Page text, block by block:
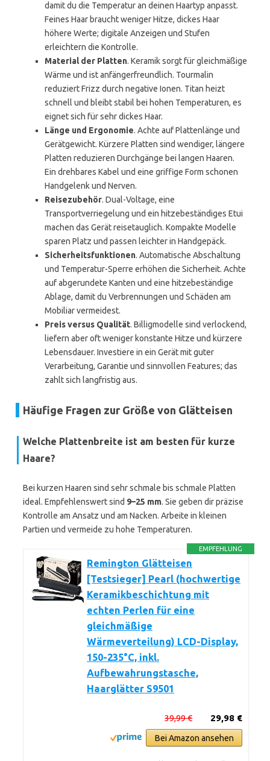
damit du die Temperatur an deinen Haartyp anpasst.
Feines Haar braucht weniger Hitze, dickes Haar
höhere Werte; digitale Anzeigen und Stufen
erleichtern die Kontrolle.
Material der Platten. Keramik sorgt für gleichmäßige
Wärme und ist anfängerfreundlich. Tourmalin
reduziert Frizz durch negative Ionen. Titan heizt
schnell und bleibt stabil bei hohen Temperaturen, es
eignet sich für sehr dickes Haar.
Länge und Ergonomie. Achte auf Plattenlänge und
Gerätgewicht. Kürzere Platten sind wendiger, längere
Platten reduzieren Durchgänge bei langen Haaren.
Ein drehbares Kabel und eine griffige Form schonen
Handgelenk und Nerven.
Reisezubehör. Dual-Voltage, eine
Transportverriegelung und ein hitzebeständiges Etui
machen das Gerät reisetauglich. Kompakte Modelle
sparen Platz und passen leichter in Handgepäck.
Sicherheitsfunktionen. Automatische Abschaltung
und Temperatur-Sperre erhöhen die Sicherheit. Achte
auf abgerundete Kanten und eine hitzebeständige
Ablage, damit du Verbrennungen und Schäden am
Mobiliar vermeidest.
Preis versus Qualität. Billigmodelle sind verlockend,
liefern aber oft weniger konstante Hitze und kürzere
Lebensdauer. Investiere in ein Gerät mit guter
Verarbeitung, Garantie und sinnvollen Features; das
zahlt sich langfristig aus.
Häufige Fragen zur Größe von Glätteisen
Welche Plattenbreite ist am besten für kurze
Haare?
Bei kurzen Haaren sind sehr schmale bis schmale Platten
ideal. Empfehlenswert sind 9–25 mm. Sie geben dir präzise
Kontrolle am Ansatz und am Nacken. Arbeite in kleinen
Partien und vermeide zu hohe Temperaturen.
EMPFEHLUNG
Remington Glätteisen
[Testsieger] Pearl (hochwertige
Keramikbeschichtung mit
echten Perlen für eine
gleichmäßige
Wärmeverteilung) LCD-Display,
150-235°C, inkl.
Aufbewahrungstasche,
Haarglätter S9501
29,98 €
39,99 €
Bei Amazon ansehen